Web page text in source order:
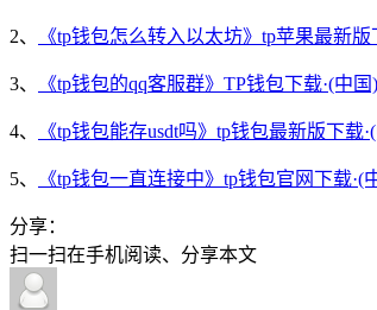
2、 《tp钱包怎么转入以太坊》tp苹果最新
3、 《tp钱包的qq客服群》TP钱包下载·(中
4、 《tp钱包能存usdt吗》tp钱包最新版下载
5、 《tp钱包一直连接中》tp钱包官网下载
分享：
扫一扫在手机阅读、分享本文